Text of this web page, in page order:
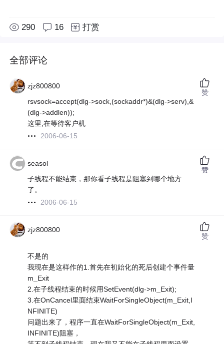
290 16 打赏
全部评论
zjz800800
rsvsock=accept(dlg->sock,(sockaddr*)&(dlg->serv),&
(dlg->addlen));
这里,在等待客户机
2006-06-15
赞
seasol
子线程不能结束，那你看子线程是阻塞到哪个地方
了。
2006-06-15
赞
zjz800800
不是的
我现在是这样作的1.首先在初始化的死后创建个事件量
m_Exit
2.在子线程结束的时候用SetEvent(dlg->m_Exit);
3.在OnCancel里面结束WaitForSingleObject(m_Exit,I
NFINITE)
问题出来了，程序一直在WaitForSingleObject(m_Exit,
INFINITE)阻塞，
赞